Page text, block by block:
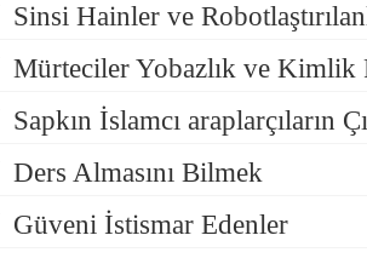
Sinsi Hainler ve
Mürteciler Yobazlık ve Kimlik
Sapkın İslamcı araplarçıların
Ders Almasını Bilmek
Güveni İstismar Edenler